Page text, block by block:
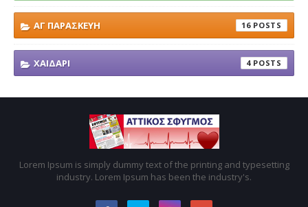
ΑΓ ΠΑΡΑΣΚΕΥΗ 16
ΧΑΙΔΑΡΙ 4
Lorem Ipsum is simply dummy text of the printing and typesetting
industry. Lorem Ipsum has been the industry's.